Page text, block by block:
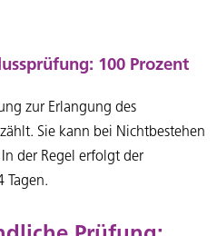
100 Prozent
zur Erlangung des
Sie kann bei Nichtbestehen
der Regel erfolgt der
Tagen.